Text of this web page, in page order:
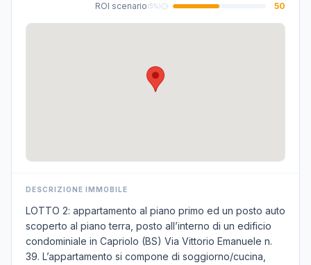
ROI scenario(5%) 50
DESCRIZIONE IMMOBILE
LOTTO 2: appartamento al piano primo ed un posto auto
scoperto al piano terra, posto all’interno di un edificio
condominiale in Capriolo (BS) Via Vittorio Emanuele n.
39. L’appartamento si compone di soggiorno/cucina,